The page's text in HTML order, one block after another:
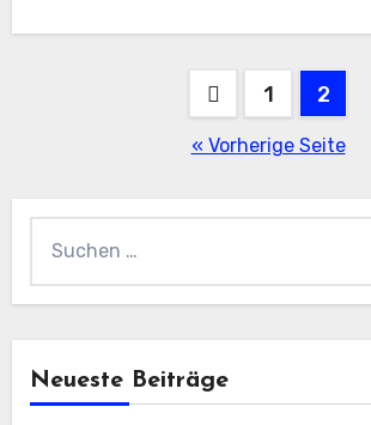
Seitennummerierung
1 2
« Vorherige Seite
Neueste Beiträge